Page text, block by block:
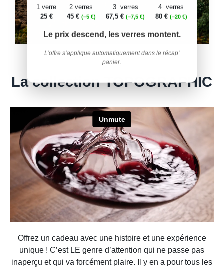
La collection TOPOGRAPHIC
Offrez un cadeau avec une histoire et une expérience
unique ! C’est LE genre d’attention qui ne passe pas
inaperçu et qui va forcément plaire. Il y en a pour tous les
1 verre
25 €
2 verres
45 € (–5 €)
3 verres
67,5 €(–7,5 €)
4 verres
80 € (–20 €)
Le prix descend, les verres montent.
L’offre s’applique automatiquement dans le récap'
panier.